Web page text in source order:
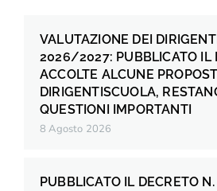
VALUTAZIONE DEI
2026/2027: PUBBLICATO IL
ACCOLTE ALCUNE
DIRIGENTISCUOLA,
QUESTIONI IMPORTANTI
8 Agosto 2026
PUBBLICATO IL DECRETO